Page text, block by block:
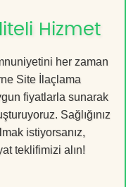
Hizmet
her zaman
Site İlaçlama
fiyatlarla sunarak
Sağlığınız
istiyorsanız,
teklifimizi alın!